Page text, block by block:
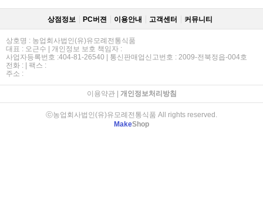
상점정보 PC버젼 이용안내 고객센터 커뮤니티
상호명 : 농업회사법인(유)유모례전통식품
대표 : 오근수 | 개인정보 보호 책임자 :
사업자등록번호 :404-81-26540 | 통신판매업신고번호 : 2009-전북정읍-004호
전화 : | 팩스 :
주소 :
이용약관| 개인정보처리방침
ⓒ농업회사법인(유)유모례전통식품 All rights reserved.
MakeShop